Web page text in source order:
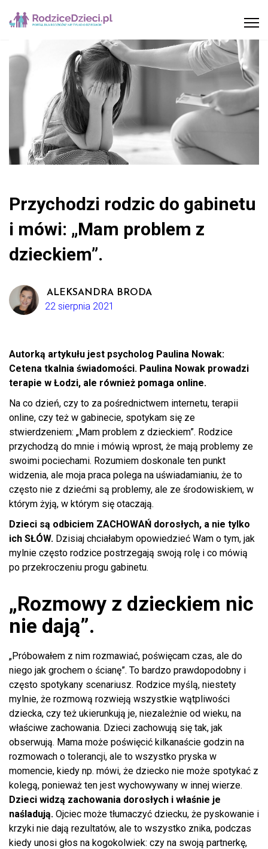
Przychodzi rodzic do gabinetu
i mówi: „Mam problem z
dzieckiem”.
ALEKSANDRA BRODA
22 sierpnia 2021
Autorką artykułu jest psycholog Paulina Nowak:
Cetena tkalnia świadomości. Paulina Nowak prowadzi
terapie w Łodzi, ale również pomaga online.
Na co dzień, czy to za pośrednictwem internetu, terapii
online, czy też w gabinecie, spotykam się ze
stwierdzeniem: „Mam problem z dzieckiem”. Rodzice
przychodzą do mnie i mówią wprost, że mają problemy ze
swoimi pociechami. Rozumiem doskonale ten punkt
widzenia, ale moja praca polega na uświadamianiu, że to
często nie z dziećmi są problemy, ale ze środowiskiem, w
którym żyją, w którym się otaczają.
Dzieci są odbiciem ZACHOWAŃ dorosłych, a nie tylko
ich SŁÓW. Dzisiaj chciałabym opowiedzieć Wam o tym, jak
mylnie często rodzice postrzegają swoją rolę i co mówią
po przekroczeniu progu gabinetu.
„Rozmowy z dzieckiem nic
nie dają”.
„Próbowałem z nim rozmawiać, poświęcam czas, ale do
niego jak grochem o ścianę”. To bardzo prawdopodobny i
często spotykany scenariusz. Rodzice myślą, niestety
mylnie, że rozmową rozwieją wszystkie wątpliwości
dziecka, czy też ukierunkują je, niezależnie od wieku, na
właściwe zachowania. Dzieci zachowują się tak, jak
obserwują. Mama może poświęcić kilkanaście godzin na
rozmowach o tolerancji, ale to wszystko pryska w
momencie, kiedy np. mówi, że dziecko nie może spotykać z
kolegą, ponieważ ten jest wychowywany w innej wierze.
Dzieci widzą zachowania dorosłych i właśnie je
naśladują. Ojciec może tłumaczyć dziecku, że pyskowanie i
krzyki nie dają rezultatów, ale to wszystko znika, podczas
kiedy unosi głos na kogokolwiek: czy na swoją partnerkę,